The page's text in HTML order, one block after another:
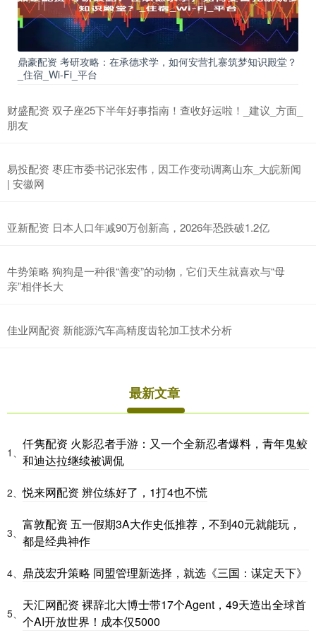
鼎豪配资 考研攻略：在承德求学，如何安营扎寨筑梦知识殿堂？
_住宿_Wi-Fi_平台
财盛配资 双子座25下半年好事指南！查收好运啦！_建议_方面_
朋友
易投配资 枣庄市委书记张宏伟，因工作变动调离山东_大皖新闻
| 安徽网
亚新配资 日本人口年减90万创新高，2026年恐跌破1.2亿
牛势策略 狗狗是一种很“善变”的动物，它们天生就喜欢与“母
亲”相伴长大
佳业网配资 新能源汽车高精度齿轮加工技术分析
最新文章
1、
仟隽配资 火影忍者手游：又一个全新忍者爆料，青年鬼鲛
和迪达拉继续被调侃
2、悦来网配资 辨位练好了，1打4也不慌
3、
富敦配资 五一假期3A大作史低推荐，不到40元就能玩，
都是经典神作
4、 鼎茂宏升策略 同盟管理新选择，就选《三国：谋定天下》
5、
天汇网配资 裸辞北大博士带17个Agent，49天造出全球首
个AI开放世界！成本仅5000